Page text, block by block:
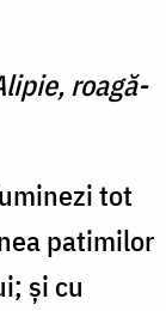
roagă-
tot
patimilor
şi cu